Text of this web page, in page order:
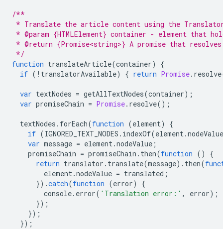
/**
* Translate the article content using the
* @param {HTMLElement} container - element that
* @return {Promise<string>} A promise that
*/
function translateArticle(container)
{
if ( ! translatorAvailable) { return Promise. resolve
var textNodes = getAllTextNodes(container);
var promiseChain = Promise. resolve();
textNodes . forEach(function (element)
{
if (IGNORED_TEXT_NODES . indexOf(element.nodeValue
var message = element.nodeValue ;
promiseChain = promiseChain . then(function ()
{
return translator . translate(message). then(
element.nodeValue = translated ;
}).catch(function (error)
{
console. error( 'Translation error:' , error);
});
});
});